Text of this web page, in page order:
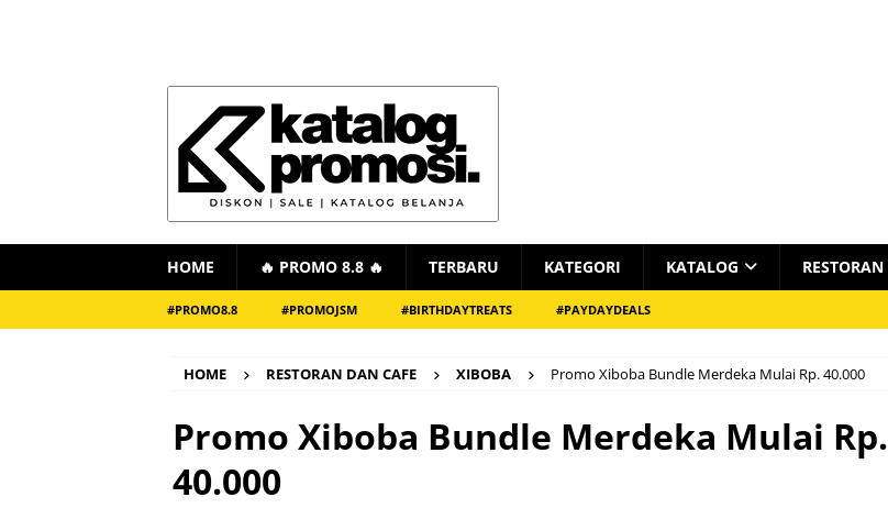
HOME 🔥 PROMO 8.8 🔥 TERBARU KATEGORI KATALOG RESTORAN
#PROMO8.8 #PROMOJSM #BIRTHDAYTREATS #PAYDAYDEALS
HOME RESTORAN DAN CAFE XIBOBA Promo Xiboba Bundle Merdeka Mulai Rp. 40.000
Promo Xiboba Bundle Merdeka Mulai Rp.
40.000